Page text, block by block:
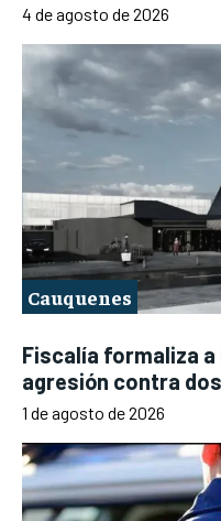
4 de agosto de 2026
Cauquenes
Fiscalía formaliza
agresión contra
1 de agosto de 2026